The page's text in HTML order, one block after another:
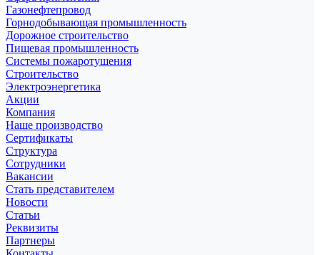
Газонефтепровод
Горнодобывающая промышленность
Дорожное строительство
Пищевая промышленность
Системы пожаротушения
Строительство
Электроэнергетика
Акции
Компания
Наше производство
Сертификаты
Структура
Сотрудники
Вакансии
Стать представителем
Новости
Статьи
Реквизиты
Партнеры